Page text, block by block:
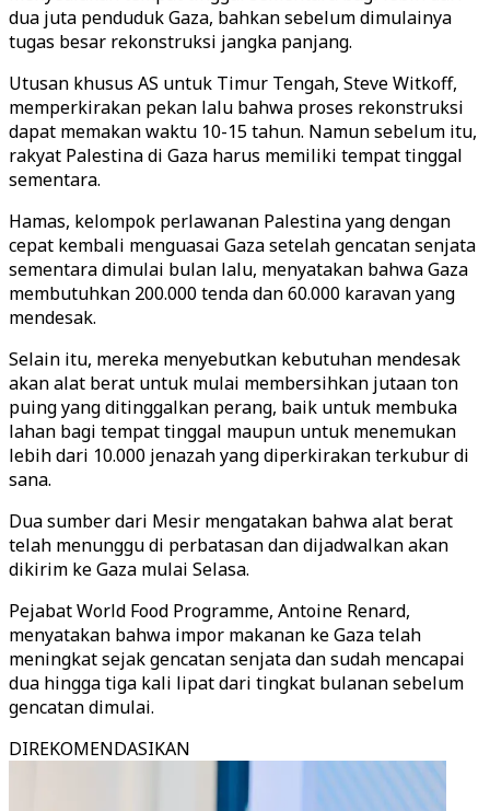
dua juta penduduk Gaza, bahkan sebelum dimulainya
tugas besar rekonstruksi jangka panjang.
Utusan khusus AS untuk Timur Tengah, Steve Witkoff,
memperkirakan pekan lalu bahwa proses rekonstruksi
dapat memakan waktu 10-15 tahun. Namun sebelum itu,
rakyat Palestina di Gaza harus memiliki tempat tinggal
sementara.
Hamas, kelompok perlawanan Palestina yang dengan
cepat kembali menguasai Gaza setelah gencatan senjata
sementara dimulai bulan lalu, menyatakan bahwa Gaza
membutuhkan 200.000 tenda dan 60.000 karavan yang
mendesak.
Selain itu, mereka menyebutkan kebutuhan mendesak
akan alat berat untuk mulai membersihkan jutaan ton
puing yang ditinggalkan perang, baik untuk membuka
lahan bagi tempat tinggal maupun untuk menemukan
lebih dari 10.000 jenazah yang diperkirakan terkubur di
sana.
Dua sumber dari Mesir mengatakan bahwa alat berat
telah menunggu di perbatasan dan dijadwalkan akan
dikirim ke Gaza mulai Selasa.
Pejabat World Food Programme, Antoine Renard,
menyatakan bahwa impor makanan ke Gaza telah
meningkat sejak gencatan senjata dan sudah mencapai
dua hingga tiga kali lipat dari tingkat bulanan sebelum
gencatan dimulai.
DIREKOMENDASIKAN